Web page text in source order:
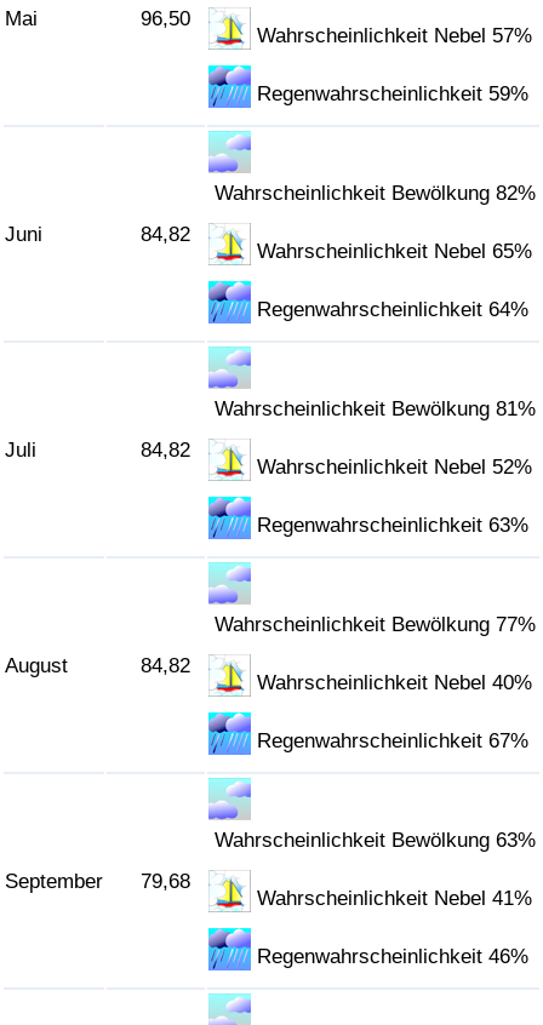
Mai 96,50
Wahrscheinlichkeit Nebel 57%
Regenwahrscheinlichkeit 59%
Juni 84,82
Wahrscheinlichkeit Bewölkung 82%
Wahrscheinlichkeit Nebel 65%
Regenwahrscheinlichkeit 64%
Juli 84,82
Wahrscheinlichkeit Bewölkung 81%
Wahrscheinlichkeit Nebel 52%
Regenwahrscheinlichkeit 63%
August 84,82
Wahrscheinlichkeit Bewölkung 77%
Wahrscheinlichkeit Nebel 40%
Regenwahrscheinlichkeit 67%
September 79,68
Wahrscheinlichkeit Bewölkung 63%
Wahrscheinlichkeit Nebel 41%
Regenwahrscheinlichkeit 46%